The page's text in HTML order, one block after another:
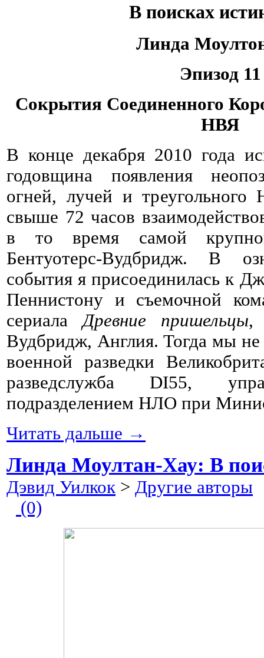
В поисках
Линда
Эпизод 11
Сокрытия Соединенного
НВЯ
В конце декабря 2010 года
годовщина появления
огней, лучей и
свыше 72 часов
в то время самой
Бентуотерс-Вудбридж. В
события я присоединилась к
Пеннистону и съемочной
сериалаДревние пришельцы,
Вудбридж, Англия. Тогда мы не
военной разведки
разведслужба DI55,
подразделением НЛО при
Читать дальше →
Линда Моултан-Хау: В
Дэвид Уилкок > Другие авторы
(0)